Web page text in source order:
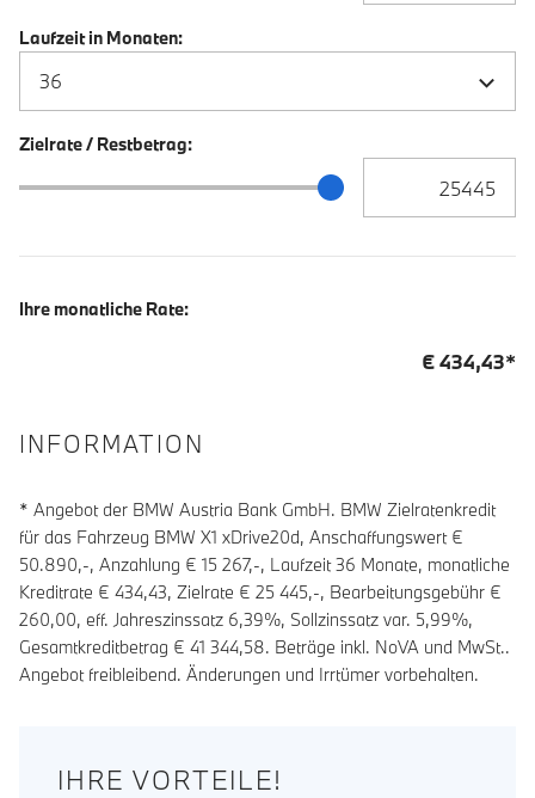
Laufzeit in Monaten:
Zielrate / Restbetrag:
Zielrate / Restbetrag Schieberegler
Ihre monatliche Rate:
€434,43*
INFORMATION
* Angebot der BMW Austria Bank GmbH. BMW Zielratenkredit
für das Fahrzeug BMW X1 xDrive20d, Anschaffungswert €
50.890,-, Anzahlung € 15 267,-, Laufzeit36 Monate, monatliche
Kreditrate € 434,43, Zielrate € 25 445,-, Bearbeitungsgebühr €
260,00, eff. Jahreszinssatz 6,39%, Sollzinssatz var. 5,99%,
Gesamtkreditbetrag € 41 344,58. Beträge inkl. NoVA und MwSt..
Angebot freibleibend. Änderungen und Irrtümer vorbehalten.
IHRE VORTEILE!